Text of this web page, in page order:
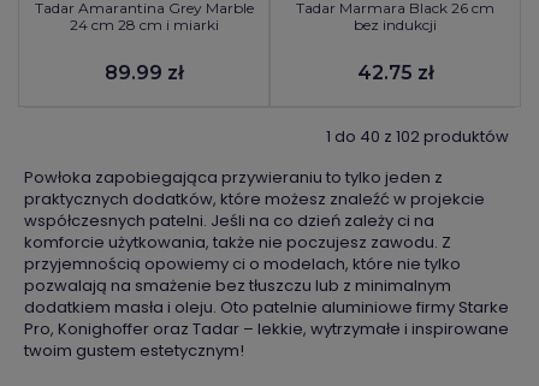
Tadar Amarantina Grey Marble
24 cm 28 cm i miarki
89.99 zł
Tadar Marmara Black 26 cm
bez indukcji
42.75 zł
1 do 40 z 102 produktów
Powłoka zapobiegająca przywieraniu to tylko jeden z
praktycznych dodatków, które możesz znaleźć w projekcie
współczesnych patelni. Jeśli na co dzień zależy ci na
komforcie użytkowania, także nie poczujesz zawodu. Z
przyjemnością opowiemy ci o modelach, które nie tylko
pozwalają na smażenie bez tłuszczu lub z minimalnym
dodatkiem masła i oleju. Oto patelnie aluminiowe firmy Starke
Pro, Konighoffer oraz Tadar – lekkie, wytrzymałe i inspirowane
twoim gustem estetycznym!